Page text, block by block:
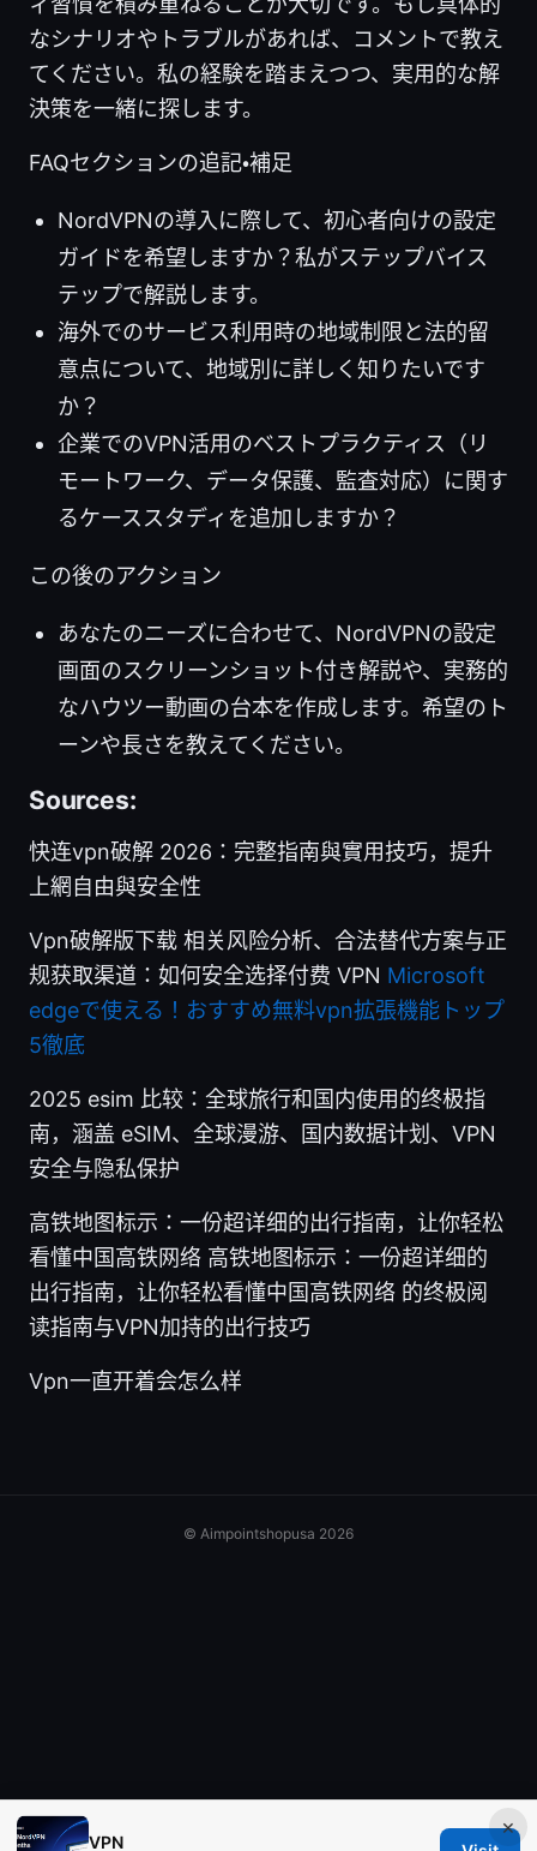
なシナリオやトラブルがあれば、コメントで教え
てください。私の経験を踏まえつつ、実用的な解
決策を一緒に探します。
FAQセクションの追記・補足
NordVPNの導入に際して、初心者向けの設定
ガイドを希望しますか？私がステップバイス
テップで解説します。
海外でのサービス利用時の地域制限と法的留
意点について、地域別に詳しく知りたいです
か？
企業でのVPN活用のベストプラクティス（リ
モートワーク、データ保護、監査対応）に関す
るケーススタディを追加しますか？
この後のアクション
あなたのニーズに合わせて、NordVPNの設定
画面のスクリーンショット付き解説や、実務的
なハウツー動画の台本を作成します。希望のト
ーンや長さを教えてください。
Sources:
快连vpn破解 2026：完整指南與實用技巧，提升
上網自由與安全性
Vpn破解版下载 相关风险分析、合法替代方案与正
规获取渠道：如何安全选择付费 VPN Microsoft
edgeで使える！おすすめ無料vpn拡張機能トップ
5徹底
2025 esim 比较：全球旅行和国内使用的终极指
南，涵盖 eSIM、全球漫游、国内数据计划、VPN
安全与隐私保护
高铁地图标示：一份超详细的出行指南，让你轻松
看懂中国高铁网络 高铁地图标示：一份超详细的
出行指南，让你轻松看懂中国高铁网络 的终极阅
读指南与VPN加持的出行技巧
Vpn一直开着会怎么样
×
VPN
© Aimpointshopusa 2026